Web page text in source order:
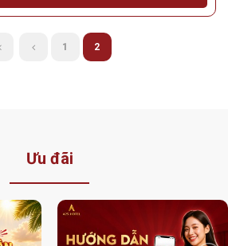
1 2
Ưu đãi